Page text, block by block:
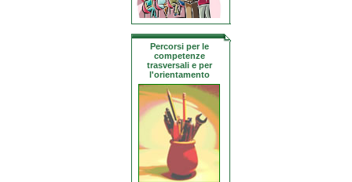
Percorsi per le
competenze
trasversali e per
l'orientamento